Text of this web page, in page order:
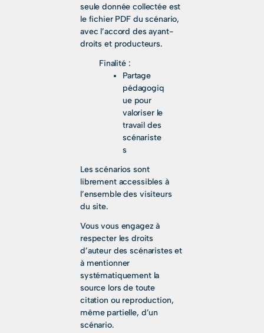
seule donnée collectée est
le fichier PDF du scénario,
avec l’accord des ayant-
droits et producteurs.
Finalité :
Partage
pédagogiq
ue pour
valoriser le
travail des
scénariste
s
Les scénarios sont
librement accessibles à
l’ensemble des visiteurs
du site.
Vous vous engagez à
respecter les droits
d’auteur des scénaristes et
à mentionner
systématiquement la
source lors de toute
citation ou reproduction,
même partielle, d’un
scénario.